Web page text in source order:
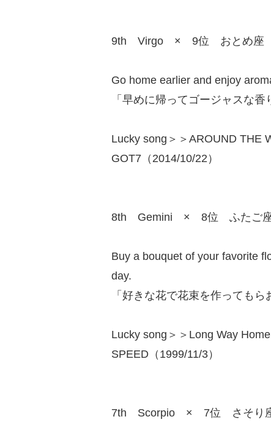
9th Virgo × 9位 おとめ座
Go home earlier and enjoy
「早めに帰ってゴージャスな香
Lucky song＞＞AROUND THE
GOT7（2014/10/22）
8th Gemini × 8位 ふたご
Buy a bouquet of your favorite
day.
「好きな花で花束を作っても
Lucky song＞＞Long Way Home
SPEED（1999/11/3）
7th Scorpio × 7位 さそり